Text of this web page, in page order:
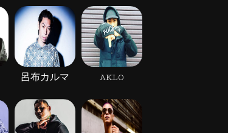
呂布カルマ AKLO